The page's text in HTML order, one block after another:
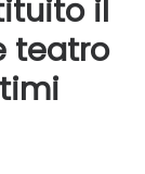
il
teatro